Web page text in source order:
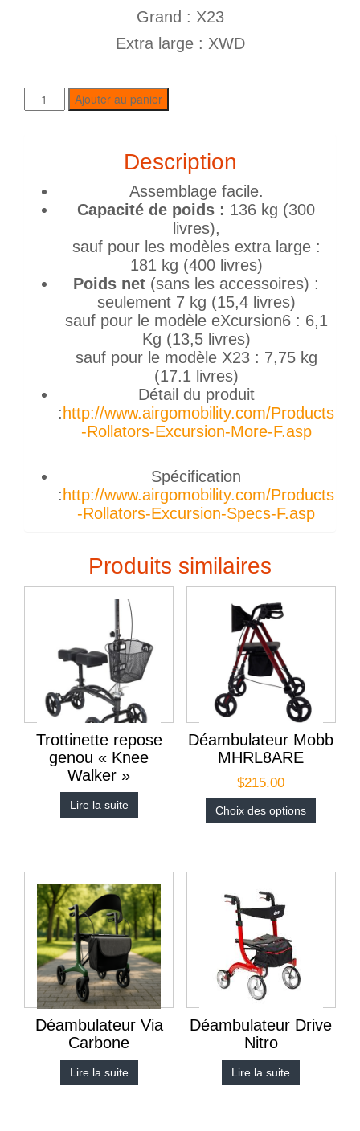
Grand : X23
Extra large : XWD
Ajouter au panier
Description
Assemblage facile.
Capacité de poids : 136 kg (300
livres),
sauf pour les modèles extra large :
181 kg (400 livres)
Poids net (sans les accessoires) :
seulement 7 kg (15,4 livres)
sauf pour le modèle eXcursion6 : 6,1
Kg (13,5 livres)
sauf pour le modèle X23 : 7,75 kg
(17.1 livres)
Détail du produit
: http://www.airgomobility.com/Products
-Rollators-Excursion-More-F.asp
Spécification
: http://www.airgomobility.com/Products
-Rollators-Excursion-Specs-F.asp
Produits similaires
Trottinette repose
genou « Knee
Walker »
Lire la suite
Déambulateur Mobb
MHRL8ARE
$215.00
Choix des options
Déambulateur Via
Carbone
Lire la suite
Déambulateur Drive
Nitro
Lire la suite